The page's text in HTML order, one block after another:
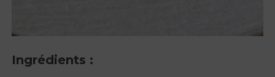
Ingrédients :